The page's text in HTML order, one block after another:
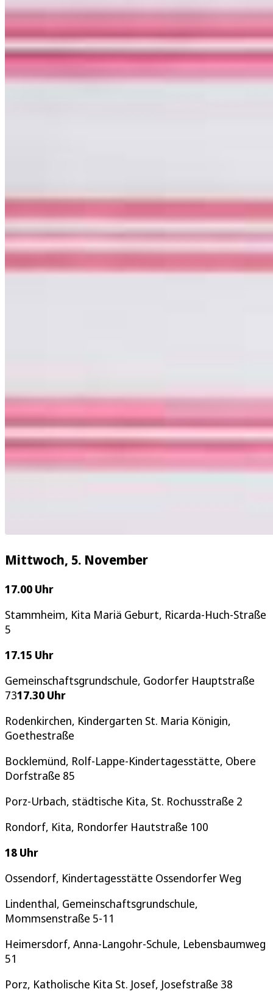
Mittwoch, 5. November
17.00 Uhr
Stammheim, Kita Mariä Geburt, Ricarda-Huch-Straße
5
17.15 Uhr
Gemeinschaftsgrundschule, Godorfer Hauptstraße
7317.30 Uhr
Rodenkirchen, Kindergarten St. Maria Königin,
Goethestraße
Bocklemünd, Rolf-Lappe-Kindertagesstätte, Obere
Dorfstraße 85
Porz-Urbach, städtische Kita, St. Rochusstraße 2
Rondorf, Kita, Rondorfer Hautstraße 100
18 Uhr
Ossendorf, Kindertagesstätte Ossendorfer Weg
Lindenthal, Gemeinschaftsgrundschule,
Mommsenstraße 5-11
Heimersdorf, Anna-Langohr-Schule, Lebensbaumweg
51
Porz, Katholische Kita St. Josef, Josefstraße 38